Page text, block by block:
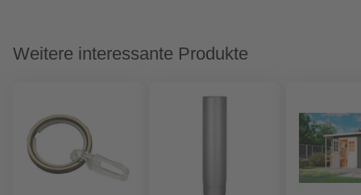
Weitere interessante Produkte